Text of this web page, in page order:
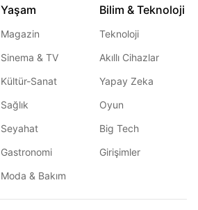
Yaşam
Magazin
Sinema & TV
Kültür-Sanat
Sağlık
Seyahat
Gastronomi
Moda & Bakım
Bilim & Teknoloji
Teknoloji
Akıllı Cihazlar
Yapay Zeka
Oyun
Big Tech
Girişimler